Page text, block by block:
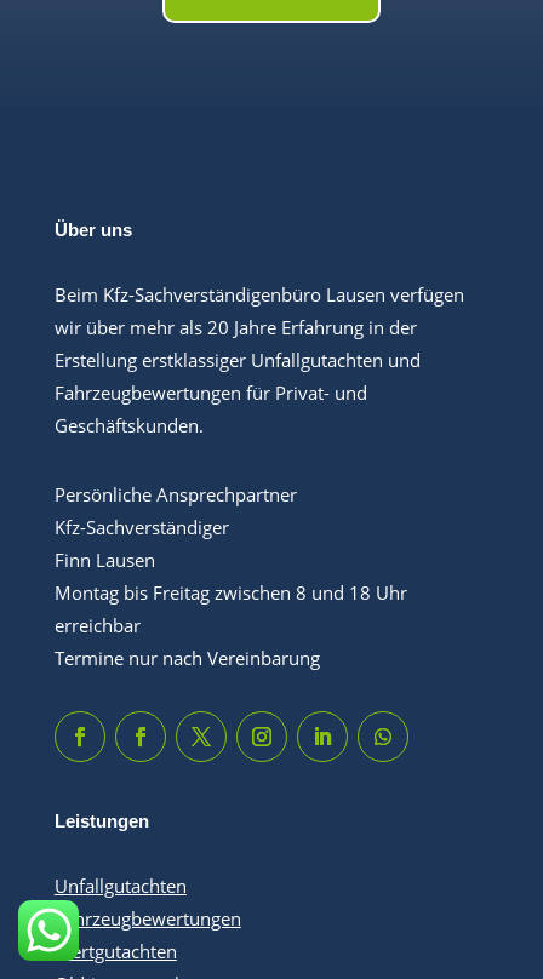
Über uns
Beim Kfz-Sachverständigenbüro Lausen verfügen
wir über mehr als 20 Jahre Erfahrung in der
Erstellung erstklassiger Unfallgutachten und
Fahrzeugbewertungen für Privat- und
Geschäftskunden.
Persönliche Ansprechpartner
Kfz-Sachverständiger
Finn Lausen
Montag bis Freitag zwischen 8 und 18 Uhr
erreichbar
Termine nur nach Vereinbarung
Leistungen
Unfallgutachten
Fahrzeugbewertungen
Wertgutachten